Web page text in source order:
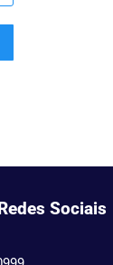
Sociais